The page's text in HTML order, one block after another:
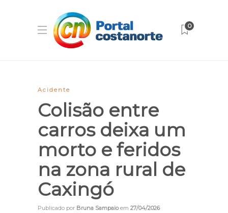
0
Acidente
Colisão entre
carros deixa um
morto e feridos
na zona rural de
Caxingó
Publicado por Bruna Sampaioem 27/04/2026